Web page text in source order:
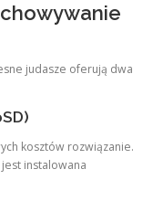
judasze oferują dwa
kosztów rozwiązanie.
jest instalowana